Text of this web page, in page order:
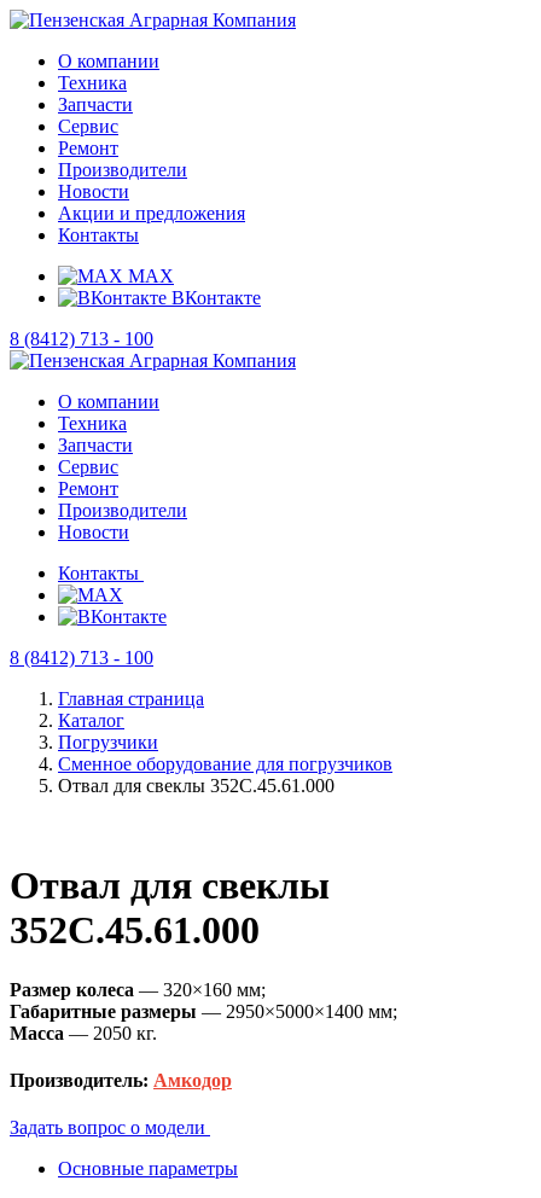
О компании
Техника
Запчасти
Сервис
Ремонт
Производители
Новости
Акции и предложения
Контакты
MAX
ВКонтакте
8 (8412) 713 - 100
О компании
Техника
Запчасти
Сервис
Ремонт
Производители
Новости
Контакты
8 (8412) 713 - 100
Главная страница
Каталог
Погрузчики
Сменное оборудование для погрузчиков
Отвал для свеклы 352С.45.61.000
Отвал для свеклы
352С.45.61.000
Размер колеса — 320×160 мм;
Габаритные размеры — 2950×5000×1400 мм;
Масса — 2050 кг.
Производитель: Амкодор
Задать вопрос о модели
Основные параметры